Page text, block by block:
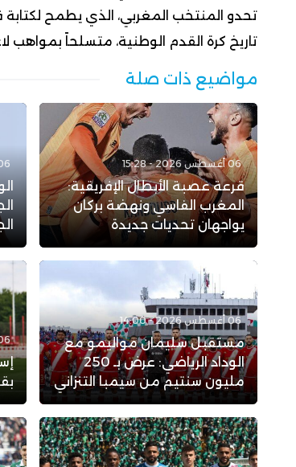
تحدو المنتخب المغربي، الذي يطمح
تاريخ كرة القدم الوطنية، متسلحاً بمواهب
مواضيع ذات صلة
06 أغسطس 2026 - 15:28
قرعة عصبة الأبطال الإفريقية:
المغرب الفاسي ونهضة بركان
يواجهان تحديات جديدة
06 أغسطس
06 أغسطس 2026 - 14:00
مستقبل سليمان مواليمو مع
الوداد الرياضي: عرض بـ 250
مليون سنتيم من سيمبا التنزاني
06 أغسطس